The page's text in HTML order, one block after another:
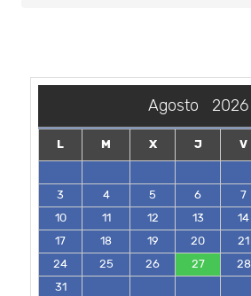
Agosto 2026
L M X J V
3
4 5 6 7
10
11 12 13 14
17
18 19 20 21
24
25 26 27 28
31